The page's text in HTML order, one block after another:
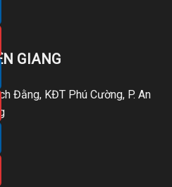
GIANG
Đằng, KĐT Phú Cường, P. An